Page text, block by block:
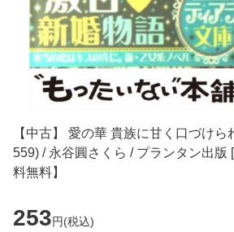
【中古】 愛の華 貴族に甘く口づけ
559) / 永谷圓さくら / プランタン出版
料無料】
253円(税込)